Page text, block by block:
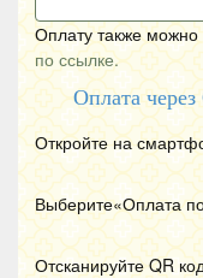
Оплату также можно
по ссылке.
Оплата
Откройте на
Выберите«Оплата
Отсканируйте QR